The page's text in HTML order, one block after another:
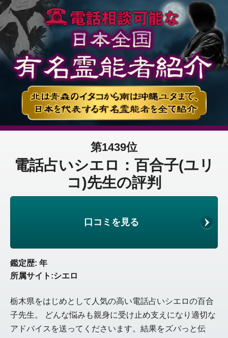
第1439位
電話占いシエロ：百合子(ユリ
コ)先生の評判
口コミを見る
鑑定歴: 年
所属サイト:シエロ
栃木県をはじめとして人気の高い電話占いシエロの百合
子先生。 どんな悩みも親身に受け止め支えになり適切な
アドバイスを送ってくださいます。結果をズバっと伝